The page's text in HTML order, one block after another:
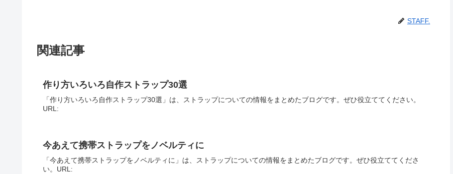
STAFF.
関連記事
作り方いろいろ自作ストラップ30選
「作り方いろいろ自作ストラップ30選」は、ストラップについての情報をまとめたブログです。ぜひ役立ててください。
URL:
今あえて携帯ストラップをノベルティに
「今あえて携帯ストラップをノベルティに」は、ストラップについての情報をまとめたブログです。ぜひ役立ててくださ
い。URL: